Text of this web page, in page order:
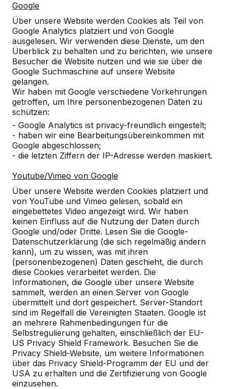
Google
Über unsere Website werden Cookies als Teil von
Google Analytics platziert und von Google
ausgelesen. Wir verwenden diese Dienste, um den
Überblick zu behalten und zu berichten, wie unsere
Besucher die Website nutzen und wie sie über die
Google Suchmaschine auf unsere Website
gelangen.
Wir haben mit Google verschiedene Vorkehrungen
getroffen, um Ihre personenbezogenen Daten zu
schützen:
- Google Analytics ist privacy-freundlich eingestelt;
- haben wir eine Bearbeitungsübereinkommen mit
Google abgeschlossen;
- die letzten Ziffern der IP-Adresse werden maskiert.
Youtube/Vimeo von Google
Über unsere Website werden Cookies platziert und
von YouTube und Vimeo gelesen, sobald ein
eingebettetes Video angezeigt wird. Wir haben
keinen Einfluss auf die Nutzung der Daten durch
Google und/oder Dritte. Lesen Sie die Google-
Datenschutzerklärung (die sich regelmäßig ändern
kann), um zu wissen, was mit ihren
(personenbezogenen) Daten geschieht, die durch
diese Cookies verarbeitet werden. Die
Informationen, die Google über unsere Website
sammelt, werden an einen Server von Google
übermittelt und dort gespeichert. Server-Standort
sind im Regelfall die Vereinigten Staaten. Google ist
an mehrere Rahmenbedingungen für die
Selbstregulierung gehalten, einschließlich der EU-
US Privacy Shield Framework. Besuchen Sie die
Privacy Shield-Website, um weitere Informationen
über das Privacy Shield-Programm der EU und der
USA zu erhalten und die Zertifizierung von Google
einzusehen.
Die Grundschulkinder lieben beide Kicker und
in jeder Pause spielen sie damit.
B. Meißner
18-11-2019
10
Wir sind mit der Bestellung, der Anlieferung
und dem Kicker sehr zufrieden.
Die Kinder haben sich über den
Outdoorkicker sehr gefreut.
B. Meißner,
Schulsozialarbeiterin
04-10-
2017
10
Sehr gut, sehr schnell! Produkt entspricht voll
und ganz unseren Erwartungen.
01-06-2015
Referenzen
Unsere Produkte finden Sie in ganz Europa
und darüber hinaus. Sehen Sie hier, wo Sie
ein HeBlad-Produkt in Ihrer Nähe finden.
Produkt
Alles anzeigen